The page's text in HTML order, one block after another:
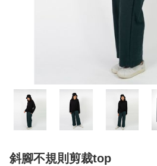
斜腳不規則剪裁top